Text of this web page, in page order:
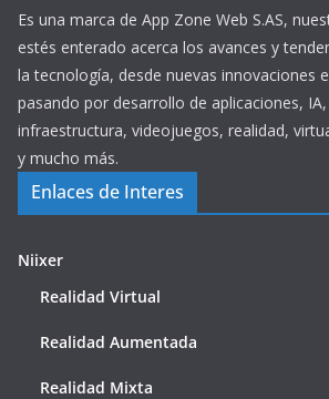
Es una marca de App Zone Web S.AS,
estés enterado acerca los avances y
la tecnología, desde nuevas innovaciones
pasando por desarrollo de aplicaciones,
infraestructura, videojuegos, realidad,
y mucho más.
Enlaces de Interes
Niixer
Realidad Virtual
Realidad Aumentada
Realidad Mixta